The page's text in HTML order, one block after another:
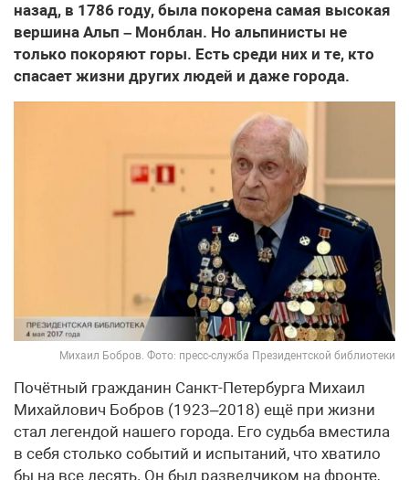
назад, в 1786 году, была покорена самая высокая
вершина Альп – Монблан. Но альпинисты не
только покоряют горы. Есть среди них и те, кто
спасает жизни других людей и даже города.
Михаил Бобров. Фото: пресс-служба Президентской библиотеки
Почётный гражданин Санкт-Петербурга Михаил
Михайлович Бобров (1923–2018) ещё при жизни
стал легендой нашего города. Его судьба вместила
в себя столько событий и испытаний, что хватило
бы на все десять. Он был разведчиком на фронте,